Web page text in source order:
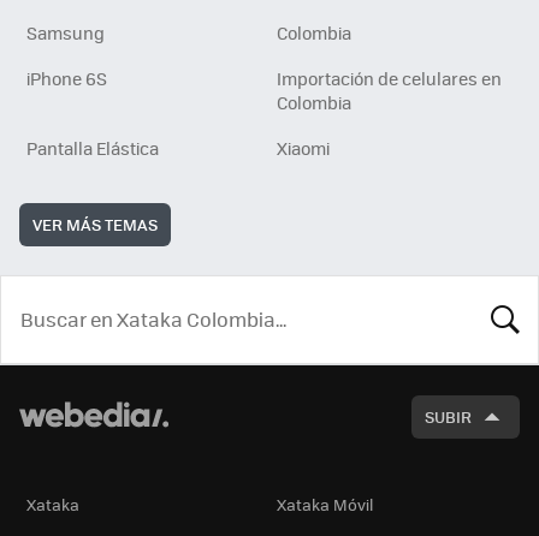
Samsung
Colombia
iPhone 6S
Importación de celulares en
Colombia
Pantalla Elástica
Xiaomi
VER MÁS TEMAS
SUBIR
Xataka
Xataka Móvil